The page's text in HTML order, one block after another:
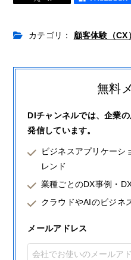
カテゴリ： 顧客体験（CX）
無料
DIチャンネルでは、企業
発信しています。
ビジネスアプリケーシ
レンド
業種ごとのDX事例・
クラウドやAIのビジネ
メールアドレス